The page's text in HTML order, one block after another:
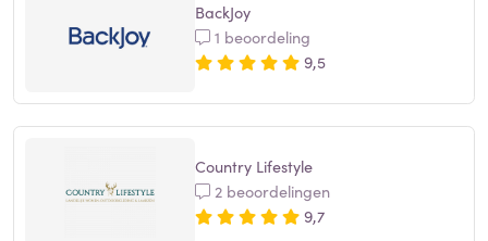
BackJoy
1 beoordeling
9,5
Country Lifestyle
2 beoordelingen
9,7